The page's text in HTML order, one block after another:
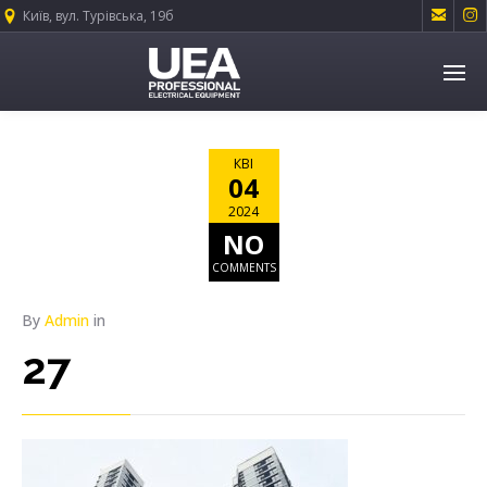
Київ, вул. Турівська, 19б  
КВІ
04
2024
NO
COMMENTS
By Admin in
27